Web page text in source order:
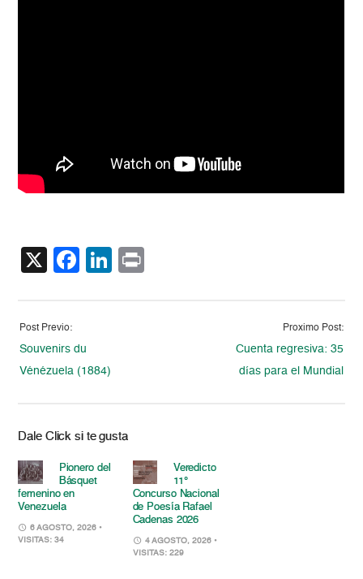
X Facebook
LinkedIn
Post Previo:
Souvenirs du
Vénézuela (1884)
Proximo Post:
Cuenta regresiva: 35
días para el Mundial
Dale Click si te gusta
Pionero del
Básquet
femenino en
Venezuela
6 AGOSTO, 2026 •
VISITAS: 34
Veredicto
11°
Concurso Nacional
de Poesía Rafael
Cadenas 2026
4 AGOSTO, 2026 •
VISITAS: 229